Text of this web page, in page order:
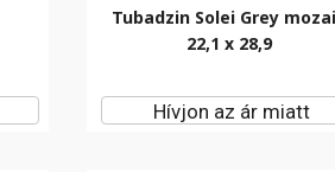
Tubadzin Solei Grey
22,1 x 28,9
Hívjon az ár miatt